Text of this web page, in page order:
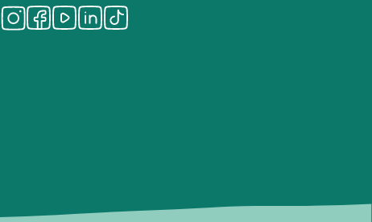
Instagram
Facebook
Youtube
LinkedIn
Tiktok